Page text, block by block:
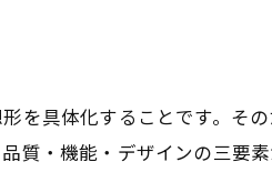
を具体化することです。そ
質・機能・デザインの三要